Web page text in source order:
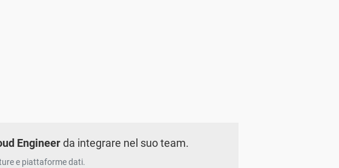
Engineerda integrare nel suo team.
e piattaforme dati.